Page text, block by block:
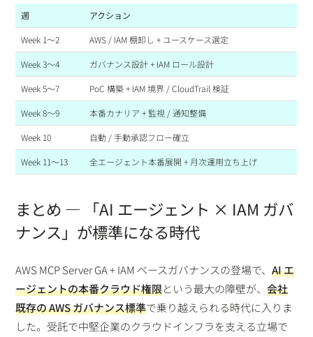
週 アクション
Week 1〜2 AWS / IAM 棚卸し + ユースケース選定
Week 3〜4 ガバナンス設計 + IAM ロール設計
Week 5〜7 PoC 構築 + IAM 境界 / CloudTrail 検証
Week 8〜9 本番カナリア + 監視 / 通知整備
Week 10 自動 / 手動承認フロー確立
Week 11〜13 全エージェント本番展開 + 月次運用立ち上げ
まとめ — 「AI エージェント × IAM ガバ
ナンス」が標準になる時代
AWS MCP Server GA + IAM ベースガバナンスの登場で、AI エ
ージェントの本番クラウド権限という最大の障壁が、会社
既存の AWS ガバナンス標準で乗り越えられる時代に入りま
した。受託で中堅企業のクラウドインフラを支える立場で